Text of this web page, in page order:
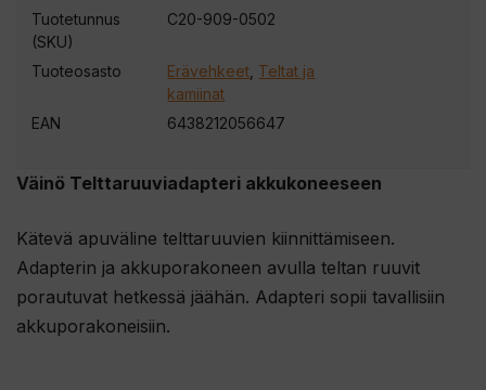
Väinö Telttaruuviadapteri akkukoneeseen
Kätevä apuväline telttaruuvien kiinnittämiseen.
Adapterin ja akkuporakoneen avulla teltan ruuvit
porautuvat hetkessä jäähän. Adapteri sopii tavallisiin
akkuporakoneisiin.
Tuotetunnus
(SKU)
C20-909-0502
Tuoteosasto Erävehkeet Teltat ja
kamiinat
EAN
6438212056647